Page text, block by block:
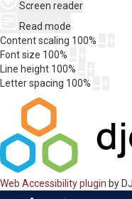
Screen reader
Read mode
Content scaling 100%
Font size 100%
Line height 100%
Letter spacing 100%
Web Accessibility plugin by